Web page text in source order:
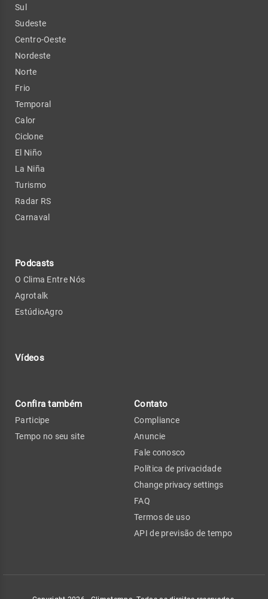
Sul
Sudeste
Centro-Oeste
Nordeste
Norte
Frio
Temporal
Calor
Ciclone
El Niño
La Niña
Turismo
Radar RS
Carnaval
Podcasts
O Clima Entre Nós
Agrotalk
EstúdioAgro
Vídeos
Confira também
Participe
Tempo no seu site
Contato
Compliance
Anuncie
Fale conosco
Política de privacidade
Change privacy settings
FAQ
Termos de uso
API de previsão de tempo